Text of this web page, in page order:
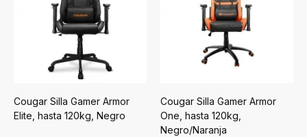
Cougar Silla Gamer Armor
Elite, hasta 120kg, Negro
Cougar Silla Gamer Armor
One, hasta 120kg,
Negro/Naranja